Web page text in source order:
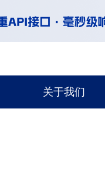
关于我们